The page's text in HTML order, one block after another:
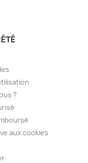
?
aux cookies